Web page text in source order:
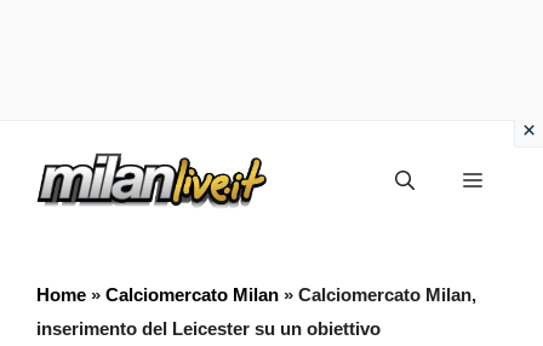
Menu
Home » Calciomercato Milan » Calciomercato Milan,
inserimento del Leicester su un obiettivo